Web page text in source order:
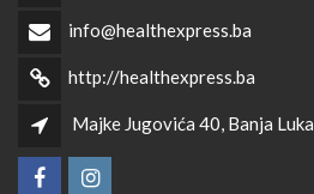
info@healthexpress.ba
http://healthexpress.ba
Majke Jugovića 40, Banja Luka